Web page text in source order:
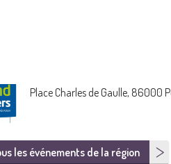
Place Charles de Gaulle, 86000
les événements de la région